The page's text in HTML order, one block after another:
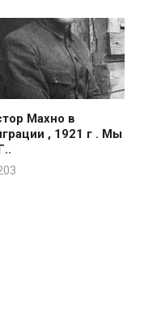
Махно в
, 1921 г . Мы